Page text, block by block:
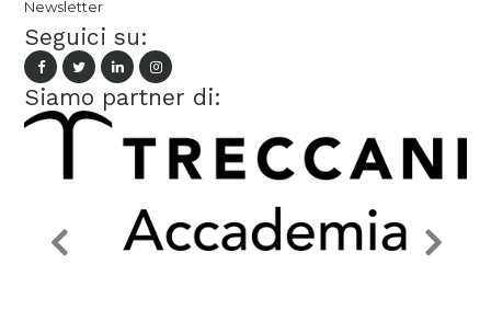
Newsletter
Seguici su:
Siamo partner di: